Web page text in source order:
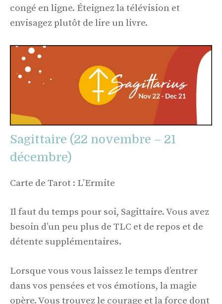
congé en ligne. Éteignez la télévision et
envisagez plutôt de lire un livre.
Sagittaire (22 novembre – 21
décembre)
Carte de Tarot : L’Ermite
Il faut du temps pour soi, Sagittaire. Vous avez
besoin d’un peu plus de TLC et de repos et de
détente supplémentaires.
Lorsque vous vous laissez le temps d’entrer
dans vos pensées et vos émotions, la magie
opère. Vous trouvez le courage et la force dont